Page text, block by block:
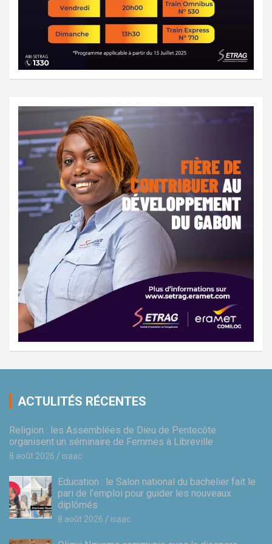
ACTULITÉS RÉCENTES
Religion : les Assemblées de Dieu de Pentecôte
organisent un séminaire de Femmes à Libreville
8 août 2026 isaac
Education : le Salon national du bachelier fait le
pari de l’emploi pour guider les nouveaux
diplômés
8 août 2026 isaac